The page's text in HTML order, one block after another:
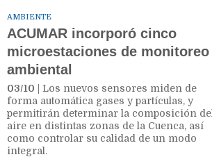
AMBIENTE
ACUMAR incorporó cinco
microestaciones de monitoreo
ambiental
03/10 | Los nuevos sensores miden de
forma automática gases y partículas, y
permitirán determinar la composición del
aire en distintas zonas de la Cuenca, así
como controlar su calidad de un modo
integral.